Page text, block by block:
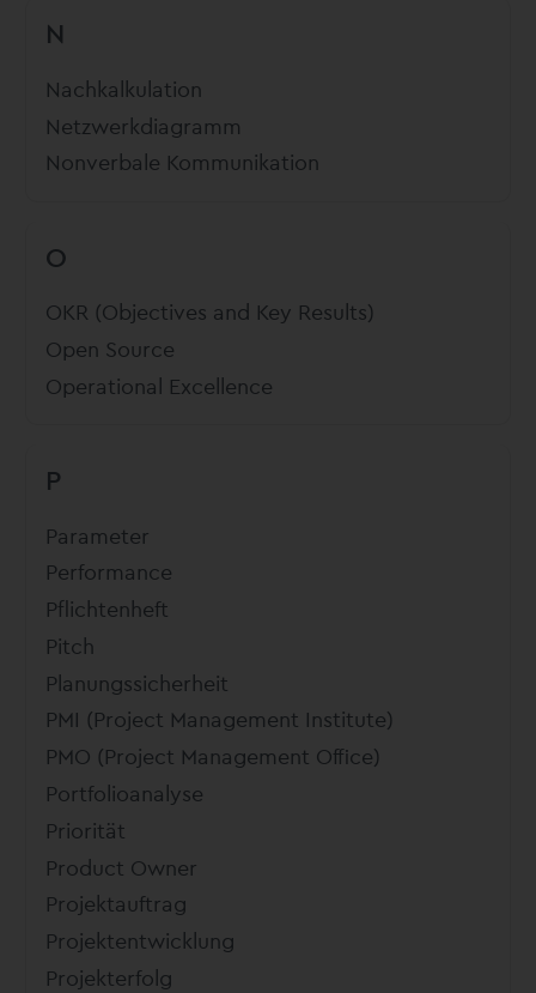
N
Nachkalkulation
Netzwerkdiagramm
Nonverbale Kommunikation
O
OKR (Objectives and Key Results)
Open Source
Operational Excellence
P
Parameter
Performance
Pflichtenheft
Pitch
Planungssicherheit
PMI (Project Management Institute)
PMO (Project Management Office)
Portfolioanalyse
Priorität
Product Owner
Projektauftrag
Projektentwicklung
Projekterfolg